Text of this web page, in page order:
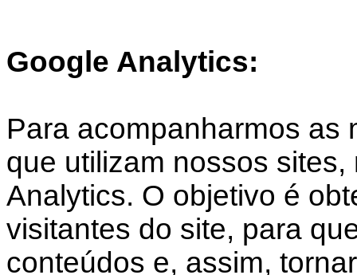
Google Analytics:
Para acompanharmos as
que utilizam nossos
Analytics. O objetivo é
visitantes do site, para
conteúdos e, assim,